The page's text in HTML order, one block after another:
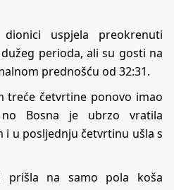
uspjela preokrenuti
perioda, ali su gosti na
prednošću od 32:31.
treće četvrtine ponovo imao
no Bosna je ubrzo vratila
u posljednju četvrtinu ušla s
prišla na samo pola koša